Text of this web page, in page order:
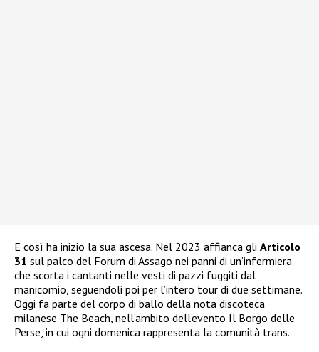
E così ha inizio la sua ascesa. Nel 2023 affianca gli Articolo
31 sul palco del Forum di Assago nei panni di un’infermiera
che scorta i cantanti nelle vesti di pazzi fuggiti dal
manicomio, seguendoli poi per l’intero tour di due settimane.
Oggi fa parte del corpo di ballo della nota discoteca
milanese The Beach, nell’ambito dell’evento Il Borgo delle
Perse, in cui ogni domenica rappresenta la comunità trans.